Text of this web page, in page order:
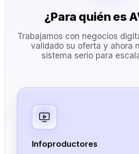
¿Para quién es
Trabajamos con negocios
validado su oferta y ahora
sistema serio para
Infoproductores